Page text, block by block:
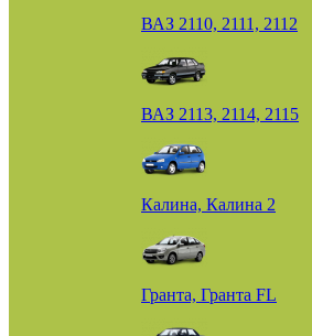
ВАЗ 2110, 2111, 2112
ВАЗ 2113, 2114, 2115
Калина, Калина 2
Гранта, Гранта FL